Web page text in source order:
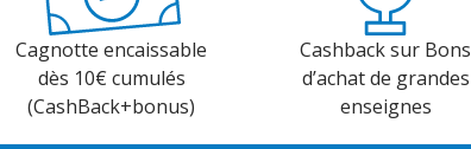
Cagnotte encaissable
dès 10€ cumulés
(CashBack+bonus)
Cashback sur Bons
d’achat de grandes
enseignes